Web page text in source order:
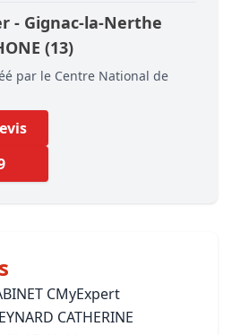
- Gignac-la-Nerthe
(13)
par le Centre National de
CMyExpert
CATHERINE